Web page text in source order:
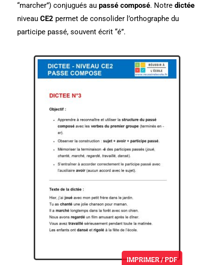
“marcher”) conjugués au passé composé. Notre dictée
niveau CE2 permet de consolider l’orthographe du
participe passé, souvent écrit “é”.
IMPRIMER / PDF